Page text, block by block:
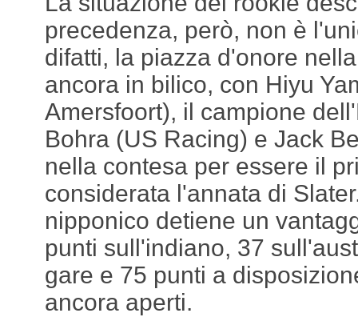
precedenza, però, non è
difatti, la piazza d'onore
ancora in bilico, con Hiyu
Amersfoort), il campione
Bohra (US Racing) e Jack
nella contesa per essere il
considerata l'annata di
nipponico detiene un
punti sull'indiano, 37
gare e 75 punti a
ancora aperti.